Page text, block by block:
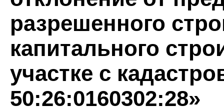
разрешенного
капитального
участке с
50:26:0160302:28»